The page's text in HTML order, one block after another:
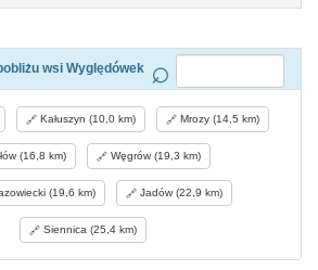
wsi Wyględówek
Kałuszyn (10,0 km) Mrozy (14,5 km)
(16,8 km) Węgrów (19,3 km)
(19,6 km) Jadów (22,9 km)
Siennica (25,4 km)